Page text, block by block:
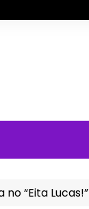
“Eita Lucas!”